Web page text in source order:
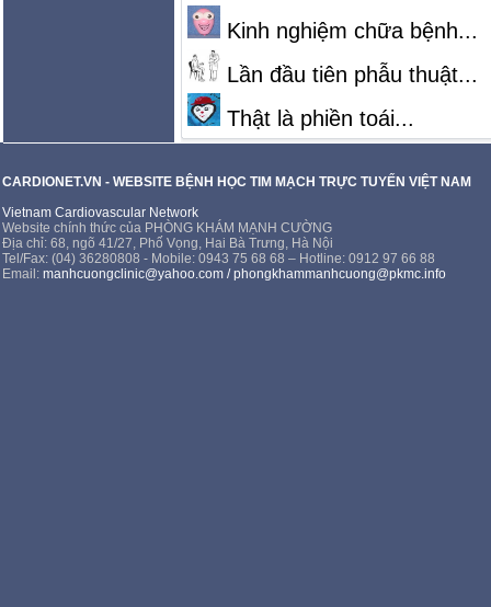
Kinh nghiệm chữa bệnh...
Lần đầu tiên phẫu thuật...
Thật là phiền toái...
CARDIONET.VN - WEBSITE BỆNH HỌC TIM MẠCH TRỰC TUYẾN VIỆT NAM
Vietnam Cardiovascular Network
Website chính thức của PHÒNG KHÁM MẠNH CƯỜNG
Địa chỉ: 68, ngõ 41/27, Phố Vọng, Hai Bà Trưng, Hà Nội
Tel/Fax: (04) 36280808 - Mobile: 0943 75 68 68 – Hotline: 0912 97 66 88
Email:manhcuongclinic@yahoo.com /phongkhammanhcuong@pkmc.info